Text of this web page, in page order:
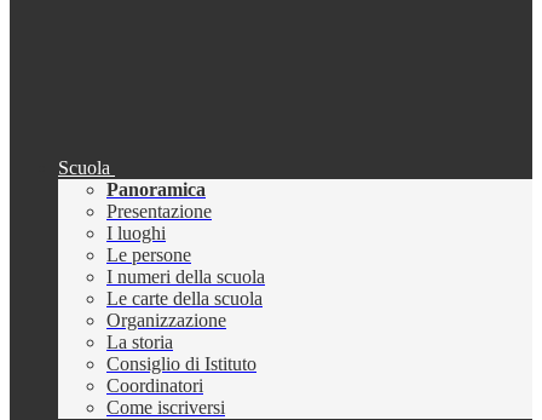
Scuola
Panoramica
Presentazione
I luoghi
Le persone
I numeri della scuola
Le carte della scuola
Organizzazione
La storia
Consiglio di Istituto
Coordinatori
Come iscriversi